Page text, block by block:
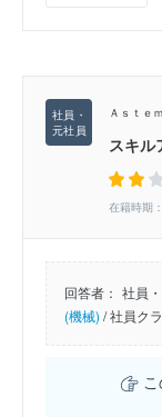
Ａｓｔｅ
スキル
在籍時期
回答者： 社員
(機械) /社員ク
こ